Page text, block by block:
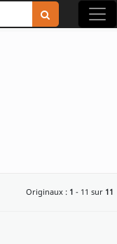
Originaux : 1 - 11 sur 11